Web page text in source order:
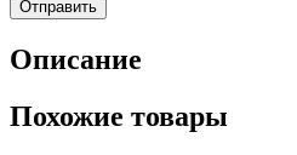
Описание
Похожие товары